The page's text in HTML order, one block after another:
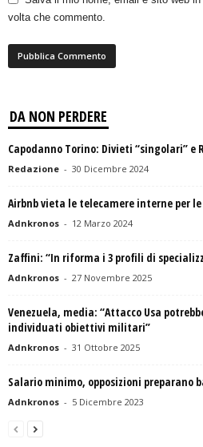
volta che commento.
DA NON PERDERE
Capodanno Torino: Divieti “singolari” e
Redazione - 30 Dicembre 2024
Airbnb vieta le telecamere interne per
Adnkronos - 12 Marzo 2024
Zaffini: “In riforma i 3 profili di
Adnkronos - 27 Novembre 2025
Venezuela, media: “Attacco Usa
individuati obiettivi militari”
Adnkronos - 31 Ottobre 2025
Salario minimo, opposizioni preparano
Adnkronos - 5 Dicembre 2023